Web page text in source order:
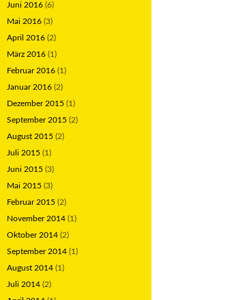
Juni 2016 (6)
Mai 2016 (3)
April 2016 (2)
März 2016 (1)
Februar 2016 (1)
Januar 2016 (2)
Dezember 2015 (1)
September 2015 (2)
August 2015 (2)
Juli 2015 (1)
Juni 2015 (3)
Mai 2015 (3)
Februar 2015 (2)
November 2014 (1)
Oktober 2014 (2)
September 2014 (1)
August 2014 (1)
Juli 2014 (2)